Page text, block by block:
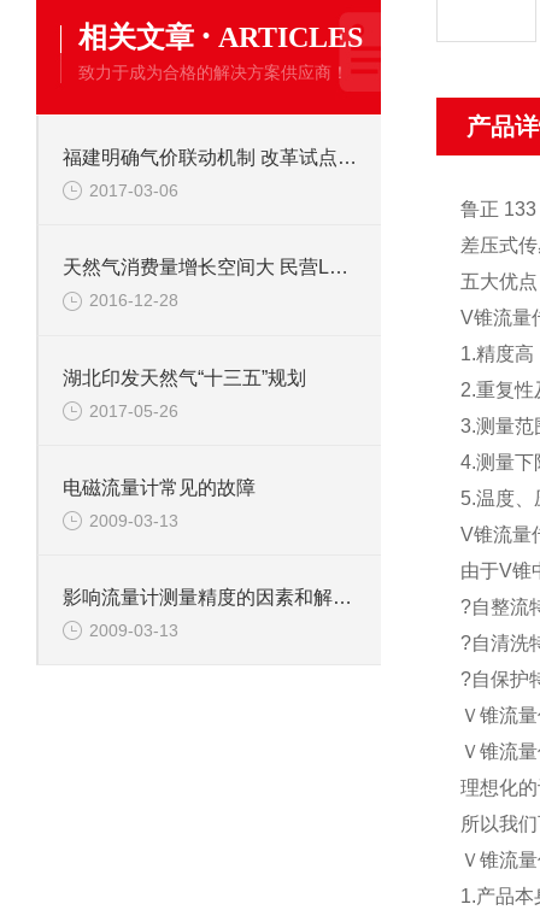
相关文章 · ARTICLES
致力于成为合格的解决方案供应商！
福建明确气价联动机制 改革试点开启降价模式
2017-03-06
天然气消费量增长空间大 民营LNG接收站一期封顶
2016-12-28
湖北印发天然气“十三五”规划
2017-05-26
电磁流量计常见的故障
2009-03-13
影响流量计测量精度的因素和解决方法1
2009-03-13
产品
鲁正
差压式
五大优
V锥流量
1.精度高
2.重复性
3.测量范
4.测量下
5.温度
V锥流量
由于V锥
?自整流
?自清洗
?自保护
Ｖ锥流
Ｖ锥流
理想化
所以我
Ｖ锥流
1.产品